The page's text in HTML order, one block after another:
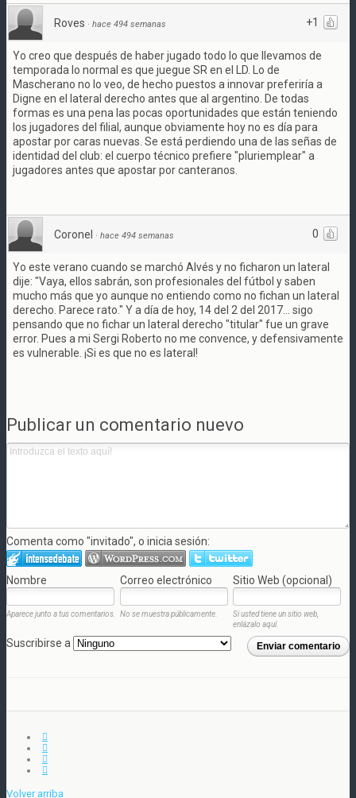
+1
Roves · hace 494 semanas
Yo creo que después de haber jugado todo lo que llevamos de
temporada lo normal es que juegue SR en el LD. Lo de
Mascherano no lo veo, de hecho puestos a innovar preferiría a
Digne en el lateral derecho antes que al argentino. De todas
formas es una pena las pocas oportunidades que están teniendo
los jugadores del filial, aunque obviamente hoy no es día para
apostar por caras nuevas. Se está perdiendo una de las señas de
identidad del club: el cuerpo técnico prefiere "pluriemplear" a
jugadores antes que apostar por canteranos.
0
Coronel · hace 494 semanas
Yo este verano cuando se marchó Alvés y no ficharon un lateral
dije: "Vaya, ellos sabrán, son profesionales del fútbol y saben
mucho más que yo aunque no entiendo como no fichan un lateral
derecho. Parece rato." Y a día de hoy, 14 del 2 del 2017... sigo
pensando que no fichar un lateral derecho "titular" fue un grave
error. Pues a mi Sergi Roberto no me convence, y defensivamente
es vulnerable. ¡Si es que no es lateral!
Publicar un comentario nuevo
Comenta como "invitado", o inicia sesión:
Nombre Correo electrónico Sitio Web (opcional)
Aparece junto a tus comentarios. No se muestra públicamente.
Si usted tiene un sitio web,
enlázalo aquí.
Enviar comentario
Suscribirse a
Volver arriba